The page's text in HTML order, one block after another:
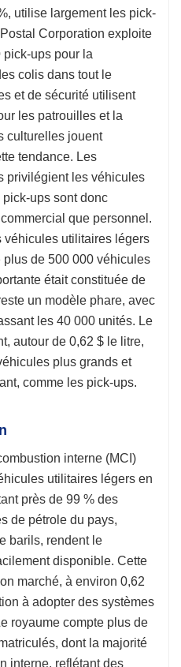
utilise largement les pick-
Corporation exploite
pick-ups pour la
colis dans tout le
et de sécurité utilisent
les patrouilles et la
culturelles jouent
tendance. Les
privilégient les véhicules
ups sont donc
que personnel.
véhicules utilitaires légers
de 500 000 véhicules
était constituée de
un modèle phare, avec
les 40 000 unités. Le
autour de 0,62 $ le litre,
plus grands et
comme les pick-ups.
interne (MCI)
utilitaires légers en
près de 99 % des
de pétrole du pays,
barils, rendent le
disponible. Cette
marché, à environ 0,62
à adopter des systèmes
royaume compte plus de
dont la majorité
interne, reflétant des